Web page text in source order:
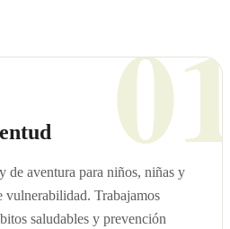
de aventura para niños, niñas y
vulnerabilidad. Trabajamos
saludables y prevención